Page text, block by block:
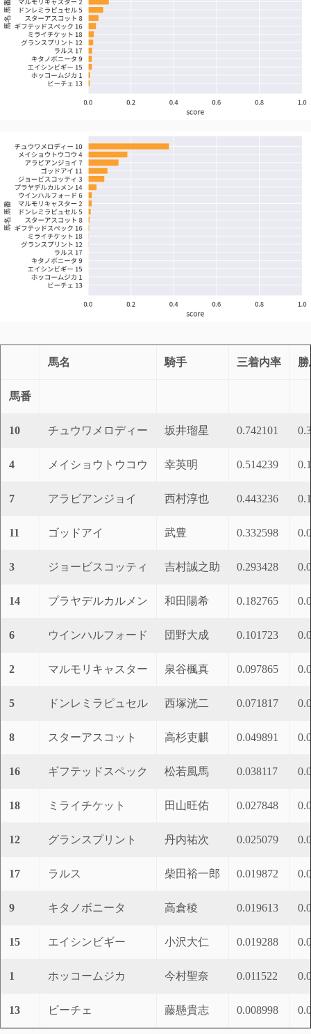
馬名 騎手 三着内率
馬番
10 チュウワメロディー 坂井瑠星 0.742101
4 メイショウトウコウ 幸英明 0.514239
7 アラビアンジョイ 西村淳也 0.443236
11 ゴッドアイ 武豊 0.332598
3 ジョービスコッティ 吉村誠之助 0.293428
14 プラヤデルカルメン 和田陽希 0.182765
6 ウインハルフォード 団野大成 0.101723
2 マルモリキャスター 泉谷楓真 0.097865
5 ドンレミラピュセル 西塚洸二 0.071817
8 スターアスコット 高杉吏麒 0.049891
16 ギフテッドスペック 松若風馬 0.038117
18 ミライチケット 田山旺佑 0.027848
12 グランスプリント 丹内祐次 0.025079
17 ラルス 柴田裕一郎 0.019872
9 キタノボニータ 高倉稜 0.019613
15 エイシンビギー 小沢大仁 0.019288
1 ホッコームジカ 今村聖奈 0.011522
13 ビーチェ 藤懸貴志 0.008998